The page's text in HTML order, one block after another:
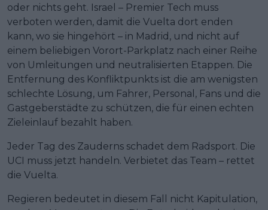
oder nichts geht. Israel – Premier Tech muss
verboten werden, damit die Vuelta dort enden
kann, wo sie hingehört – in Madrid, und nicht auf
einem beliebigen Vorort-Parkplatz nach einer Reihe
von Umleitungen und neutralisierten Etappen. Die
Entfernung des Konfliktpunkts ist die am wenigsten
schlechte Lösung, um Fahrer, Personal, Fans und die
Gastgeberstädte zu schützen, die für einen echten
Zieleinlauf bezahlt haben.
Jeder Tag des Zauderns schadet dem Radsport. Die
UCI muss jetzt handeln. Verbietet das Team – rettet
die Vuelta.
Regieren bedeutet in diesem Fall nicht Kapitulation,